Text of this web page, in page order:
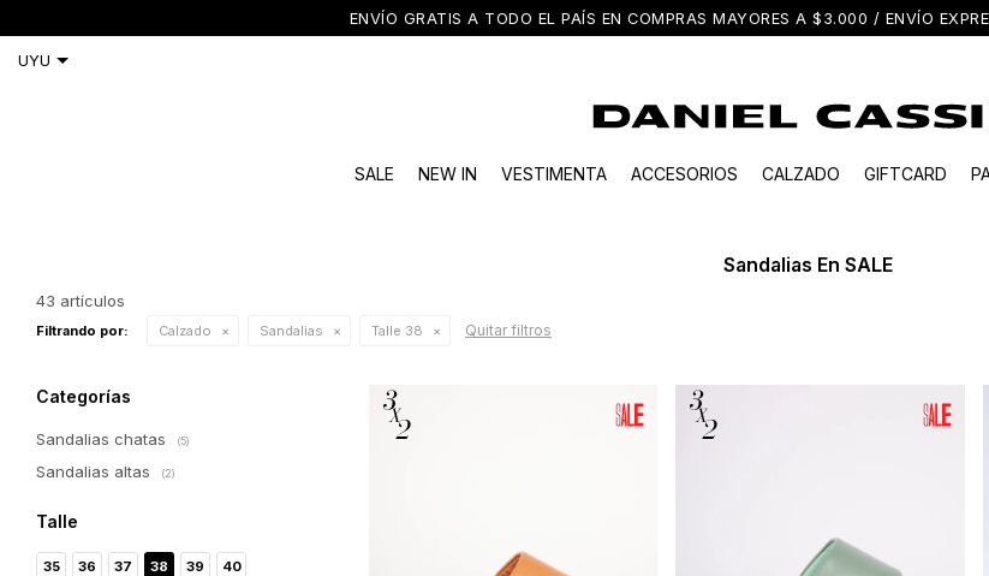
ENVÍO GRATIS A TODO EL PAÍS EN COMPRAS MAYORES A $3.000 / ENVÍO
SALE NEW IN VESTIMENTA ACCESORIOS CALZADO GIFTCARD
Sandalias En SALE
43 artículos
Filtrando por: Calzado Sandalias Talle 38 Quitar filtros
Categorías
Sandalias chatas (5)
Sandalias altas (2)
Talle
35 36 37 38 39 40